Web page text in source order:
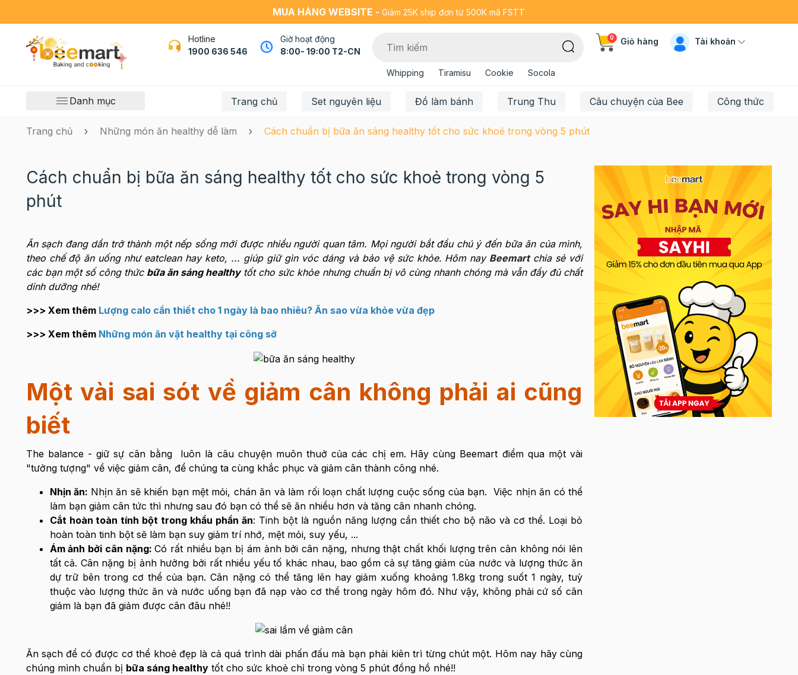
MUA HÀNG WEBSITE - Giảm 25K ship đơn từ 500K mã FSTT
Hotline
1900 636 546
Giờ hoạt động
8:00- 19:00 T2-CN
Whipping Tiramisu Cookie Socola
0 Giỏ hàng Tài khoản
Danh mục Trang chủ Set nguyên liệu Đồ làm bánh Trung Thu Câu chuyện của Bee Công thức
Trang chủ Những món ăn healthy dễ làm Cách chuẩn bị bữa ăn sáng healthy tốt cho sức khoẻ trong vòng 5 phút
Cách chuẩn bị bữa ăn sáng healthy tốt cho sức khoẻ trong vòng 5
phút
Ăn sạch đang dần trở thành một nếp sống mới được nhiều người quan tâm. Mọi người bắt đầu chú ý đến bữa ăn của mình,
theo chế độ ăn uống như eatclean hay keto, ... giúp giữ gìn vóc dáng và bảo vệ sức khỏe. Hôm nay Beemartchia sẻ với
các bạn một số công thức bữa ăn sáng healthytốt cho sức khỏe nhưng chuẩn bị vô cùng nhanh chóng mà vẫn đầy đủ chất
dinh dưỡng nhé!
>>> Xem thêm Lượng calo cần thiết cho 1 ngày là bao nhiêu? Ăn sao vừa khỏe vừa đẹp
>>> Xem thêm Những món ăn vặt healthy tại công sở
Một vài sai sót về giảm cân không phải ai cũng
biết
The balance - giữ sự cân bằng luôn là câu chuyện muôn thuở của các chị em. Hãy cùng Beemart điểm qua một vài
"tưởng tượng" về việc giảm cân, để chúng ta cùng khắc phục và giảm cân thành công nhé.
Nhịn ăn: Nhịn ăn sẽ khiến bạn mệt mỏi, chán ăn và làm rối loạn chất lượng cuộc sống của bạn. Việc nhịn ăn có thể
làm bạn giảm cân tức thì nhưng sau đó bạn có thể sẽ ăn nhiều hơn và tăng cân nhanh chóng.
Cắt hoàn toàn tính bột trong khẩu phần ăn: Tinh bột là nguồn năng lượng cần thiết cho bộ não và cơ thể. Loại bỏ
hoàn toàn tinh bột sẽ làm bạn suy giảm trí nhớ, mệt mỏi, suy yếu, ...
Ám ảnh bởi cân nặng:Có rất nhiều bạn bị ám ảnh bởi cân nặng, nhưng thật chất khối lượng trên cân không nói lên
tất cả. Cân nặng bị ảnh hưởng bởi rất nhiều yếu tố khác nhau, bao gồm cả sự tăng giảm của nước và lượng thức ăn
dự trữ bên trong cơ thể của bạn. Cân nặng có thể tăng lên hay giảm xuống khoảng 1.8kg trong suốt 1 ngày, tuỳ
thuộc vào lượng thức ăn và nước uống bạn đã nạp vào cơ thể trong ngày hôm đó. Như vậy, không phải cứ số cân
giảm là bạn đã giảm được cân đâu nhé!!
Ăn sạch để có được cơ thể khoẻ đẹp là cả quá trình dài phấn đấu mà bạn phải kiên trì từng chút một. Hôm nay hãy cùng
chúng mình chuẩn bị bữa sáng healthytốt cho sức khoẻ chỉ trong vòng 5 phút đồng hồ nhé!!